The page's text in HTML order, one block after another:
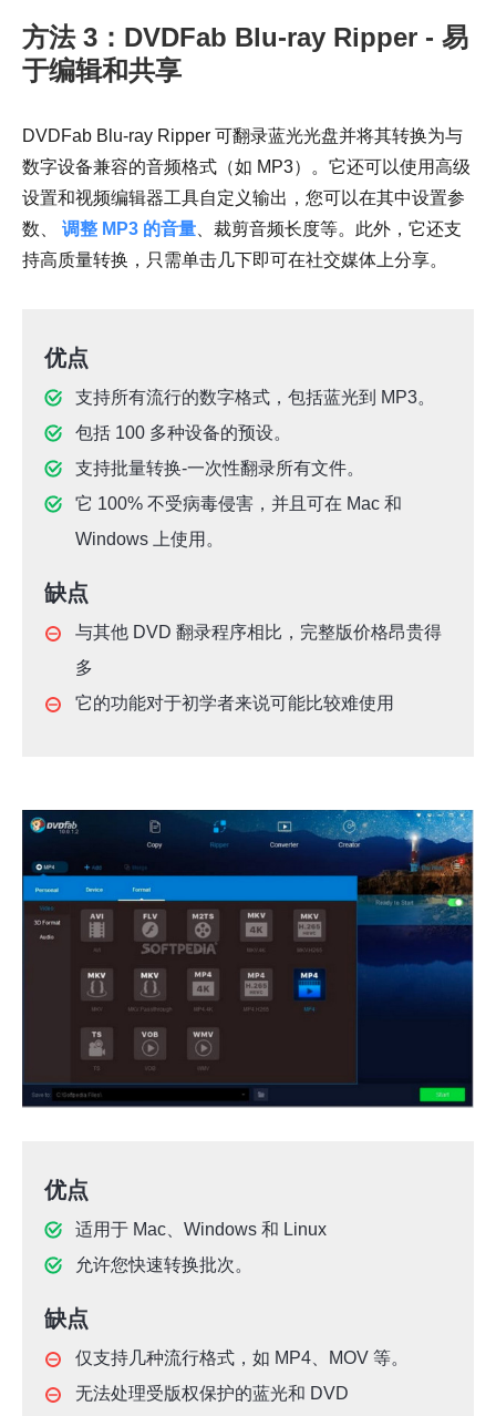
方法 3：DVDFab Blu-ray Ripper - 易
于编辑和共享
DVDFab Blu-ray Ripper 可翻录蓝光光盘并将其转换为与
数字设备兼容的音频格式（如 MP3）。它还可以使用高级
设置和视频编辑器工具自定义输出，您可以在其中设置参
数、 调整 MP3 的音量 、裁剪音频长度等。此外，它还支
持高质量转换，只需单击几下即可在社交媒体上分享。
优点
支持所有流行的数字格式，包括蓝光到 MP3。
包括 100 多种设备的预设。
支持批量转换-一次性翻录所有文件。
它 100% 不受病毒侵害，并且可在 Mac 和
Windows 上使用。
缺点
与其他 DVD 翻录程序相比，完整版价格昂贵得
多
它的功能对于初学者来说可能比较难使用
优点
适用于 Mac、Windows 和 Linux
允许您快速转换批次。
缺点
仅支持几种流行格式，如 MP4、MOV 等。
无法处理受版权保护的蓝光和 DVD